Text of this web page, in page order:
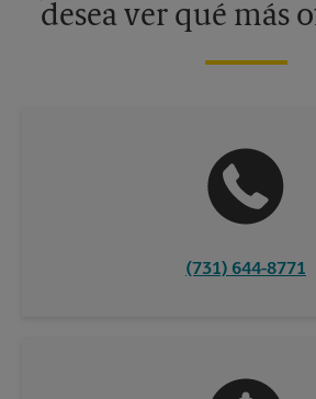
desea ver qué más
(731) 644-8771